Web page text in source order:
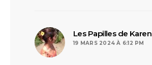
Les Papilles de Karen
19 MARS 2024 À 6:12 PM